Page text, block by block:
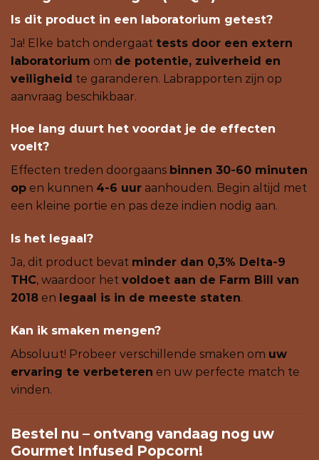
Is dit product in een laboratorium getest?
Ja! Elke batch ondergaat tests door een extern
laboratorium om de potentie, zuiverheid en
veiligheid te garanderen. Labrapporten zijn op
aanvraag beschikbaar.
Hoe lang duurt het voordat je de effecten
voelt?
Effecten treden doorgaans binnen 30-60 minuten
op en kunnen 4-6 uur aanhouden. Begin altijd met
een kleine portie en pas deze indien nodig aan.
Is het legaal?
Ja, dit product bevat minder dan 0,3% Delta-9
THC, waardoor het voldoet aan de Farm Bill van
2018 en legaal is in de meeste staten.
Kan ik smaken mengen?
Absoluut! Probeer verschillende smaken om uw
ervaring te verbeteren en uw perfecte match te
vinden.
Bestel nu – ontvang vandaag nog uw
Gourmet Infused Popcorn!